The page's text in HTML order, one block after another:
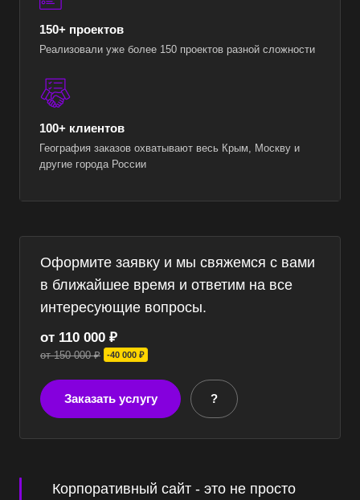
150+ проектов
Реализовали уже более 150 проектов разной сложности
100+ клиентов
География заказов охватывают весь Крым, Москву и
другие города России
Оформите заявку и мы свяжемся с вами
в ближайшее время и ответим на все
интересующие вопросы.
от 110 000 ₽
от 150 000 ₽ -40 000 ₽
Заказать услугу ?
Корпоративный сайт - это не просто